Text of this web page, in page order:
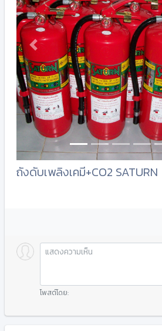
Previous
ถังดับเพลิงเคมี+CO2 SATURN
โพสต์โดย: